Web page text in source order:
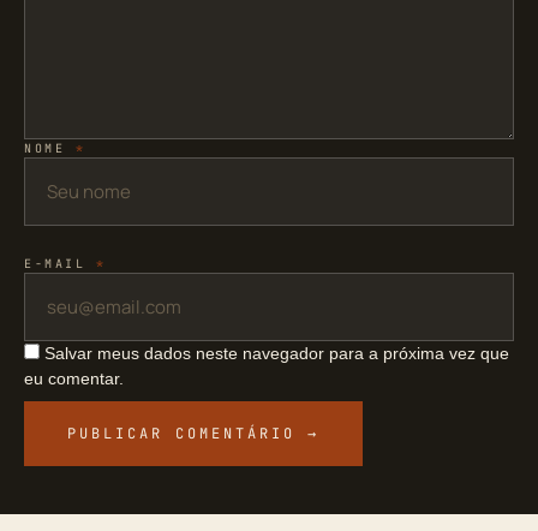
NOME *
E-MAIL *
Salvar meus dados neste navegador para a próxima vez que
eu comentar.